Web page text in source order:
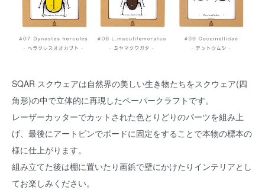
SQAR スクウェアは自然界の美しい生き物たちをスクウェア(四
角形)の中で立体的に再現したペーパークラフトです。
レーザーカッターでカットされた色とりどりのパーツを組み上
げ、最後にアートピンでボードに固定をすることで本物の標本の
様に仕上がります。
組み立てた後は棚に置いたり画鋲で壁にかけたりインテリアとし
てお楽しみください。